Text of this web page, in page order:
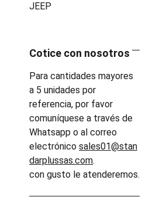
JEEP
Cotice con nosotros
Para cantidades mayores
a 5 unidades por
referencia, por favor
comuníquese a través de
Whatsapp o al correo
electrónico sales01@stan
darplussas.com.
con gusto le atenderemos.